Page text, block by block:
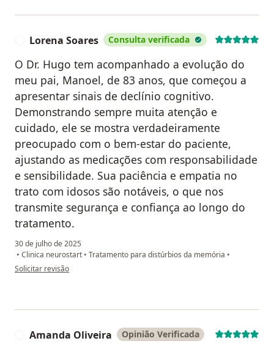
Lorena Soares Consulta verificada
O Dr. Hugo tem acompanhado a evolução do
meu pai, Manoel, de 83 anos, que começou a
apresentar sinais de declínio cognitivo.
Demonstrando sempre muita atenção e
cuidado, ele se mostra verdadeiramente
preocupado com o bem-estar do paciente,
ajustando as medicações com responsabilidade
e sensibilidade. Sua paciência e empatia no
trato com idosos são notáveis, o que nos
transmite segurança e confiança ao longo do
tratamento.
30 de julho de 2025
• Clinica neurostart • Tratamento para distúrbios da memória •
na opinião do utilizador Lorena Soares
Solicitar revisão
Amanda Oliveira Opinião Verificada